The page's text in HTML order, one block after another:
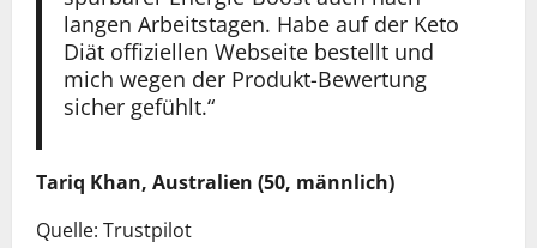
langen Arbeitstagen. Habe auf der Keto
Diät offiziellen Webseite bestellt und
mich wegen der Produkt-Bewertung
sicher gefühlt.“
Tariq Khan, Australien (50, männlich)
Quelle: Trustpilot